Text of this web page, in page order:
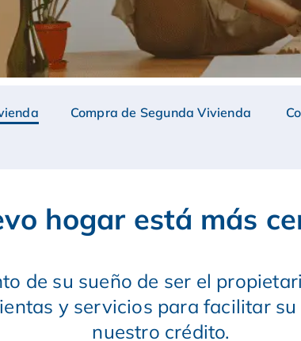
Compra de Segunda Vivienda
hogar está más
de su sueño de ser el
y servicios para facilitar
nuestro crédito.